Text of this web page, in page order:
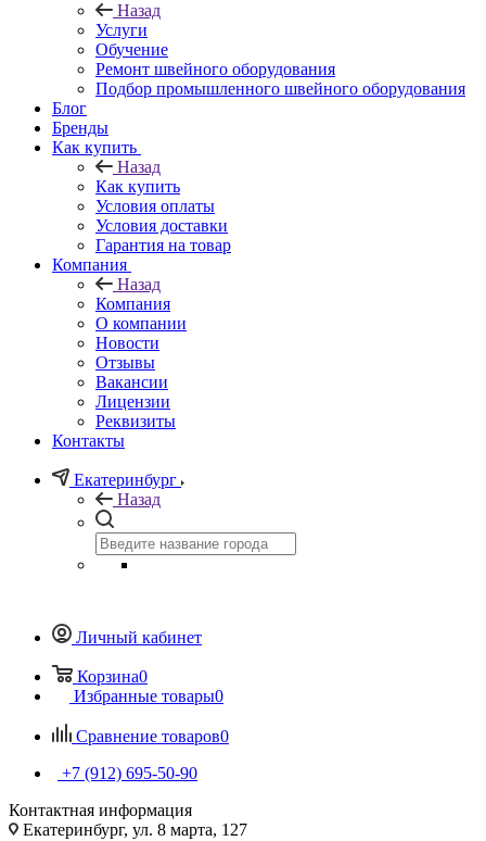
Назад
Услуги
Обучение
Ремонт швейного оборудования
Подбор промышленного швейного оборудования
Блог
Бренды
Как купить
Назад
Как купить
Условия оплаты
Условия доставки
Гарантия на товар
Компания
Назад
Компания
О компании
Новости
Отзывы
Вакансии
Лицензии
Реквизиты
Контакты
Екатеринбург
Назад
Личный кабинет
Корзина0
Избранные товары0
Сравнение товаров0
+7 (912) 695-50-90
Контактная информация
Екатеринбург, ул. 8 марта, 127